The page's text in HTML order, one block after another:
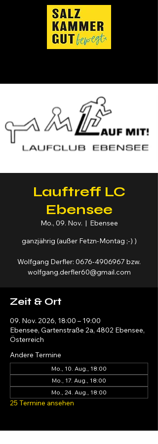
Lauftreff LC
Ebensee
Mo., 09. Nov.
  |
Ebensee
ganzjährig (außer Fetzn-Montag ;-) )
Wolfgang Derfler: 0676-4906967 bzw.
wolfgang.derfler60@gmail.com
Zeit & Ort
09. Nov. 2026, 18:00 – 19:00
Ebensee, Gartenstraße 2a, 4802 Ebensee,
Österreich
Andere Termine
Mo., 10. Aug., 18:00
Mo., 17. Aug., 18:00
Mo., 24. Aug., 18:00
25 Termine ansehen